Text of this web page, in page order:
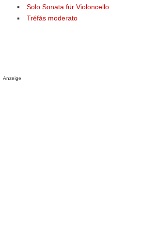
Solo Sonata für Violoncello
Tréfás moderato
Anzeige